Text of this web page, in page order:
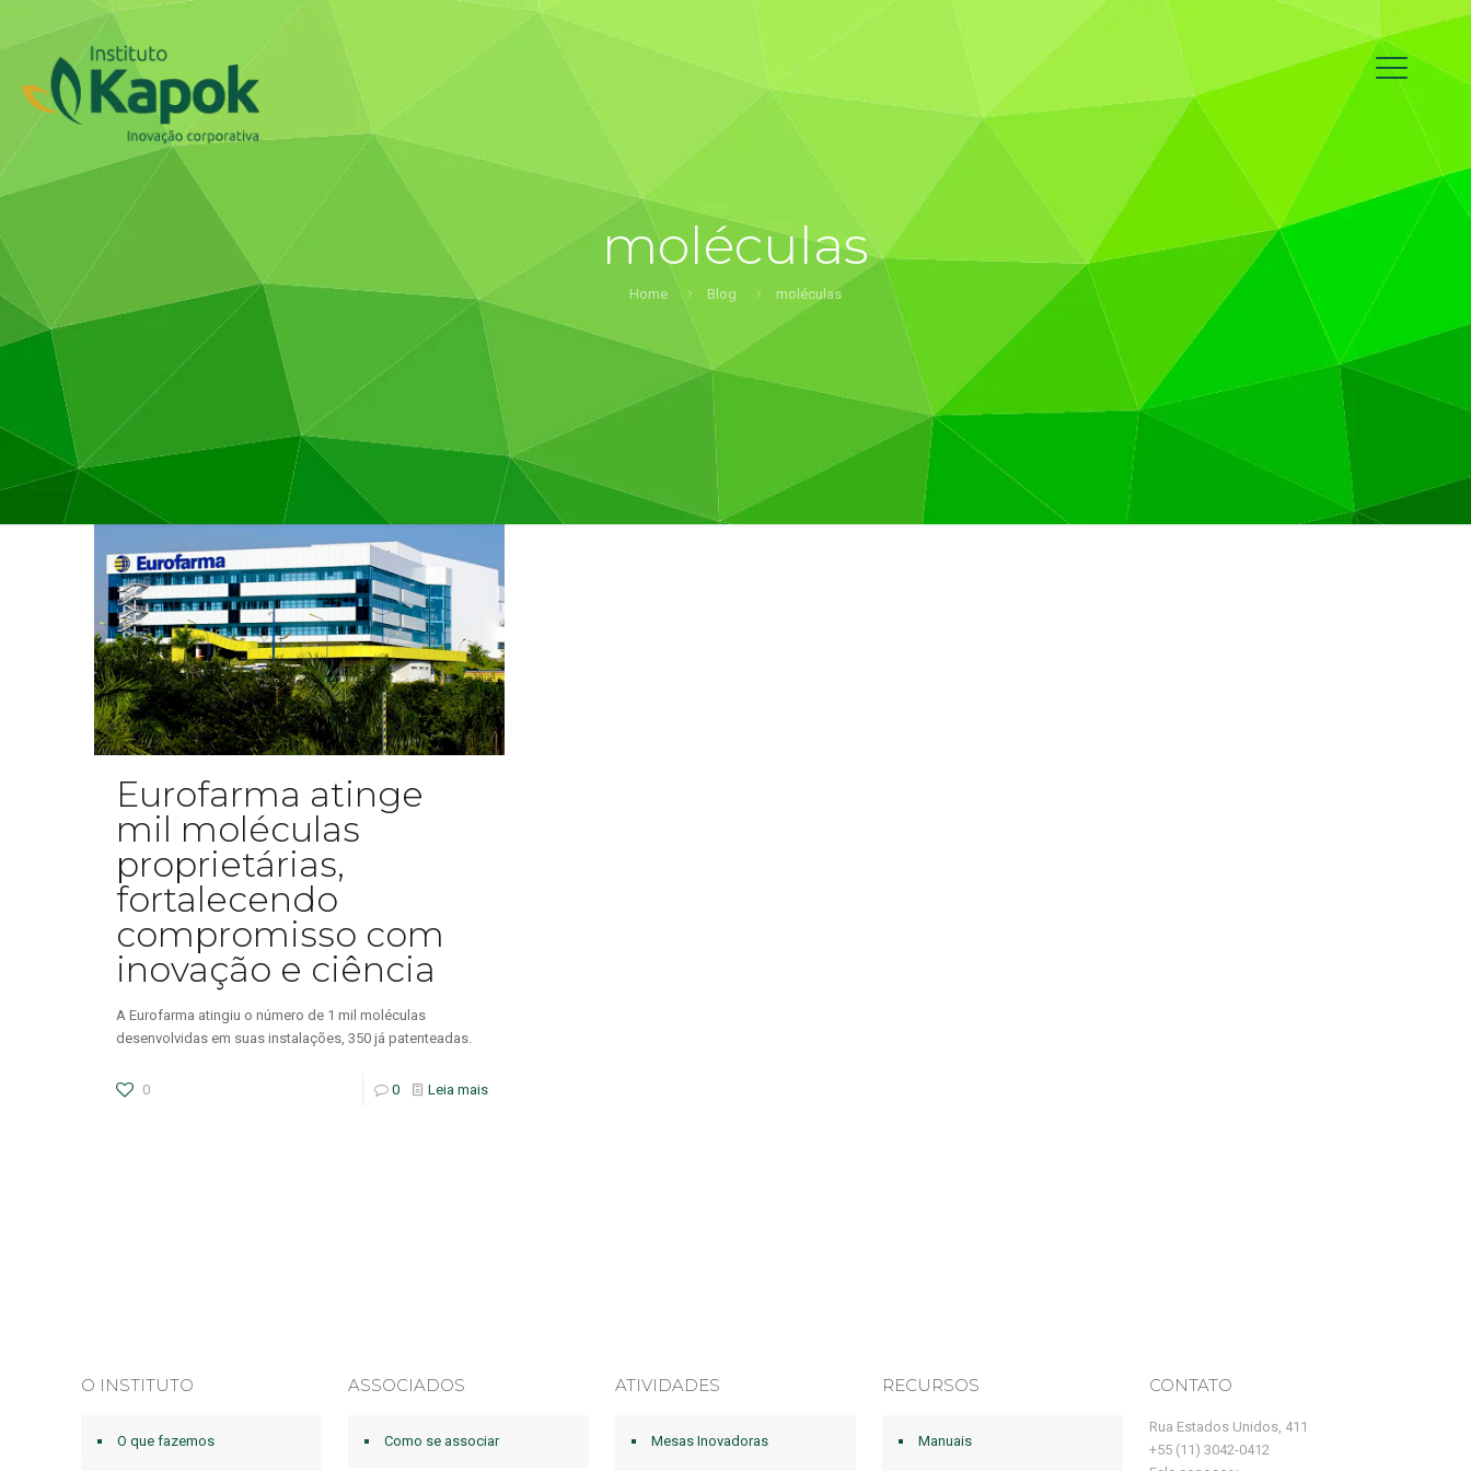
moléculas
Home Blog moléculas
Eurofarma atinge
mil moléculas
proprietárias,
fortalecendo
compromisso com
inovação e ciência
A Eurofarma atingiu o número de 1 mil moléculas
desenvolvidas em suas instalações, 350 já patenteadas.
0 0 Leia mais
O INSTITUTO
O que fazemos
ASSOCIADOS
Como se associar
ATIVIDADES
Mesas Inovadoras
RECURSOS
Manuais
CONTATO
Rua Estados Unidos, 411
+55 (11) 3042-0412